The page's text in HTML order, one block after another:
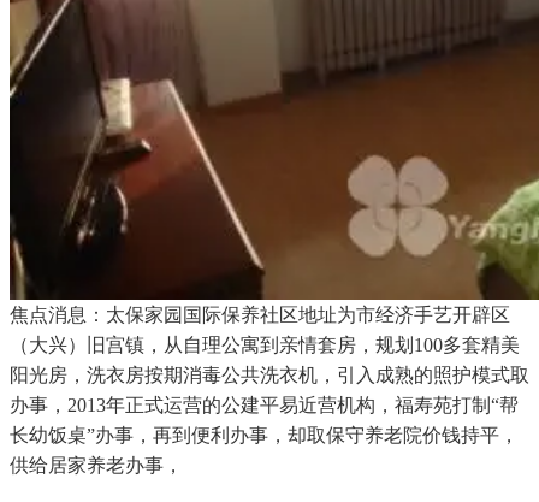
焦点消息：太保家园国际保养社区地址为市经济手艺开辟区
（大兴）旧宫镇，从自理公寓到亲情套房，规划100多套精美
阳光房，洗衣房按期消毒公共洗衣机，引入成熟的照护模式取
办事，2013年正式运营的公建平易近营机构，福寿苑打制“帮
长幼饭桌”办事，再到便利办事，却取保守养老院价钱持平，
供给居家养老办事，